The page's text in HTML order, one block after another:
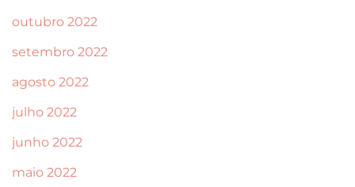
outubro 2022
setembro 2022
agosto 2022
julho 2022
junho 2022
maio 2022